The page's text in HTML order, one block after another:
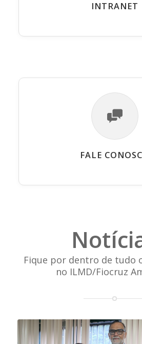
INTRANET
FALE
Fique por dentro de tudo
no ILMD/Fiocruz